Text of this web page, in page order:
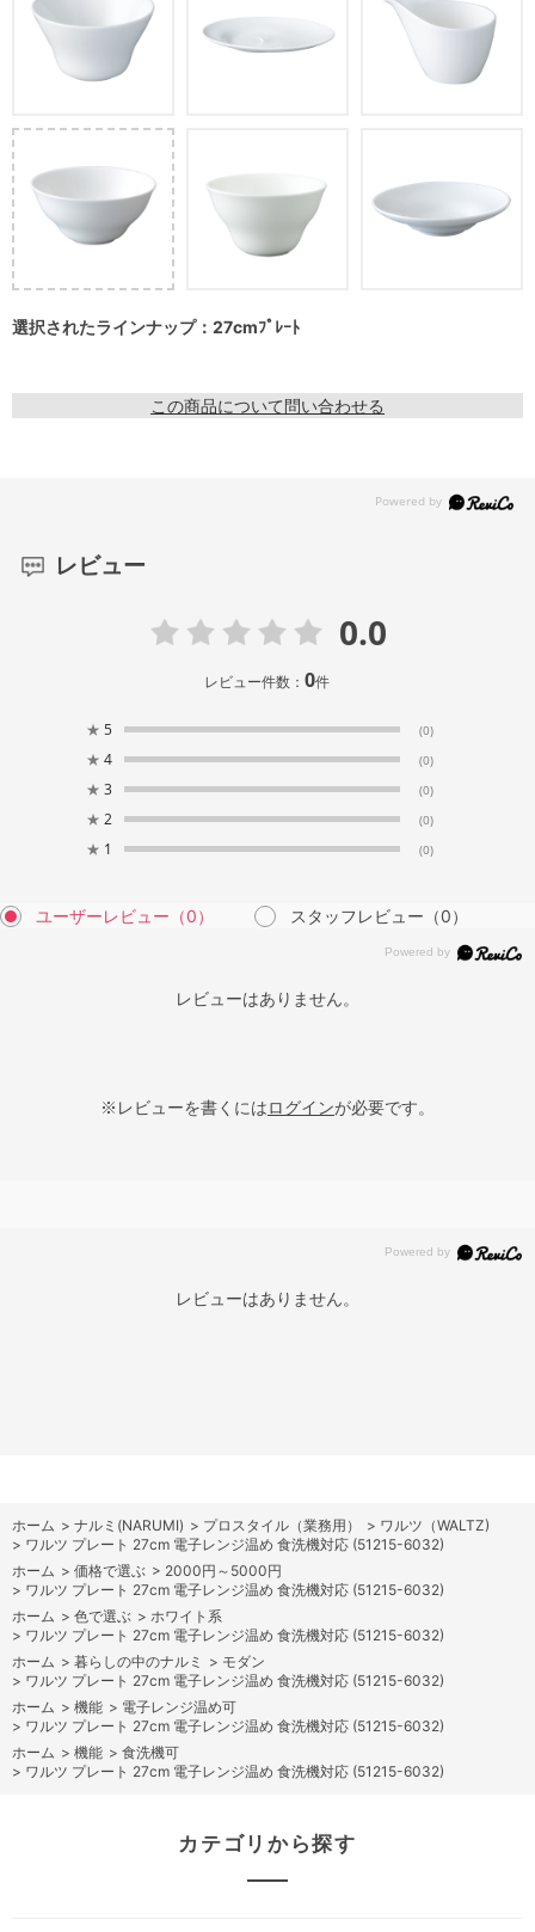
選択されたラインナップ：27cmﾌﾟﾚｰﾄ
この商品について問い合わせる
レビュー
0.0
レビュー件数：0件
★ 5 (0)
★ 4 (0)
★ 3 (0)
★ 2 (0)
★ 1 (0)
ユーザーレビュー （0） スタッフレビュー （0）
レビューはありません。
※レビューを書くにはログインが必要です。
レビューはありません。
ホーム > ナルミ(NARUMI) > プロスタイル（業務用） > ワルツ（WALTZ)
> ワルツ プレート 27cm 電子レンジ温め 食洗機対応 (51215-6032)
ホーム > 価格で選ぶ > 2000円～5000円
> ワルツ プレート 27cm 電子レンジ温め 食洗機対応 (51215-6032)
ホーム > 色で選ぶ > ホワイト系
> ワルツ プレート 27cm 電子レンジ温め 食洗機対応 (51215-6032)
ホーム > 暮らしの中のナルミ > モダン
> ワルツ プレート 27cm 電子レンジ温め 食洗機対応 (51215-6032)
ホーム > 機能 > 電子レンジ温め可
> ワルツ プレート 27cm 電子レンジ温め 食洗機対応 (51215-6032)
ホーム > 機能 > 食洗機可
> ワルツ プレート 27cm 電子レンジ温め 食洗機対応 (51215-6032)
カテゴリから探す